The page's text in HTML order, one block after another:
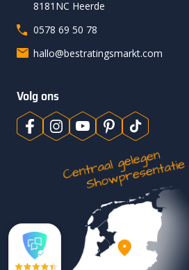
8181NC Heerde
0578 69 50 78
hallo@bestratingsmarkt.com
Volg ons